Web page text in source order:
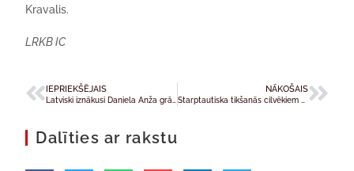
Kravalis.
LRKB IC
IEPRIEKŠĒJAIS NĀKOŠAIS
Dalīties ar rakstu